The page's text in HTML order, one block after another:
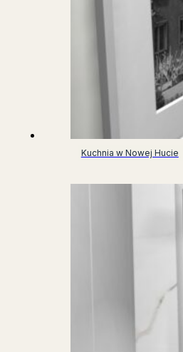
Kuchnia w Nowej Hucie